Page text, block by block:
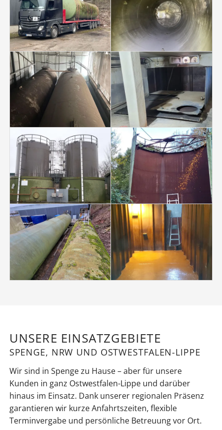
UNSERE EINSATZGEBIETE
SPENGE, NRW UND OSTWESTFALEN-LIPPE
Wir sind in Spenge zu Hause – aber für unsere
Kunden in ganz Ostwestfalen-Lippe und darüber
hinaus im Einsatz. Dank unserer regionalen Präsenz
garantieren wir kurze Anfahrtszeiten, flexible
Terminvergabe und persönliche Betreuung vor Ort.